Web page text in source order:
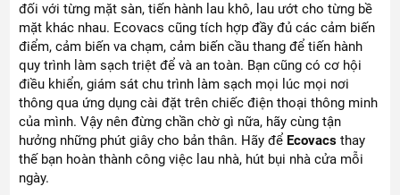
đối với từng mặt sàn, tiến hành lau khô, lau ướt cho từng bề
mặt khác nhau. Ecovacs cũng tích hợp đầy đủ các cảm biến
điểm, cảm biến va chạm, cảm biến cầu thang để tiến hành
quy trình làm sạch triệt để và an toàn. Bạn cũng có cơ hội
điều khiển, giám sát chu trình làm sạch mọi lúc mọi nơi
thông qua ứng dụng cài đặt trên chiếc điện thoại thông minh
của mình. Vậy nên đừng chần chờ gì nữa, hãy cùng tận
hưởng những phút giây cho bản thân. Hãy để Ecovacs thay
thế bạn hoàn thành công việc lau nhà, hút bụi nhà cửa mỗi
ngày.